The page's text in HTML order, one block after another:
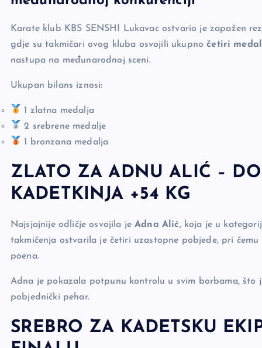
e
b
o
o
k
y
Li
n
k
n
g
er
e
Karate klub KBS SENSHI Lukavac ostvario je zapažen
gdje su takmičari ovog kluba osvojili ukupnočetiri
nastupa na međunarodnoj sceni.
Ukupan bilans iznosi:
1 zlatna medalja
2 srebrene medalje
1 bronzana medalja
ZLATO ZA ADNU ALIĆ –
KADETKINJA +54 KG
Najsjajnije odličje osvojila jeAdna Alić, koja je u
takmičenja ostvarila je četiri uzastopne pobjede, pri
poena.
Adna je pokazala potpunu kontrolu u svim borbama, što
pobjednički pehar.
SREBRO ZA KADETSKU